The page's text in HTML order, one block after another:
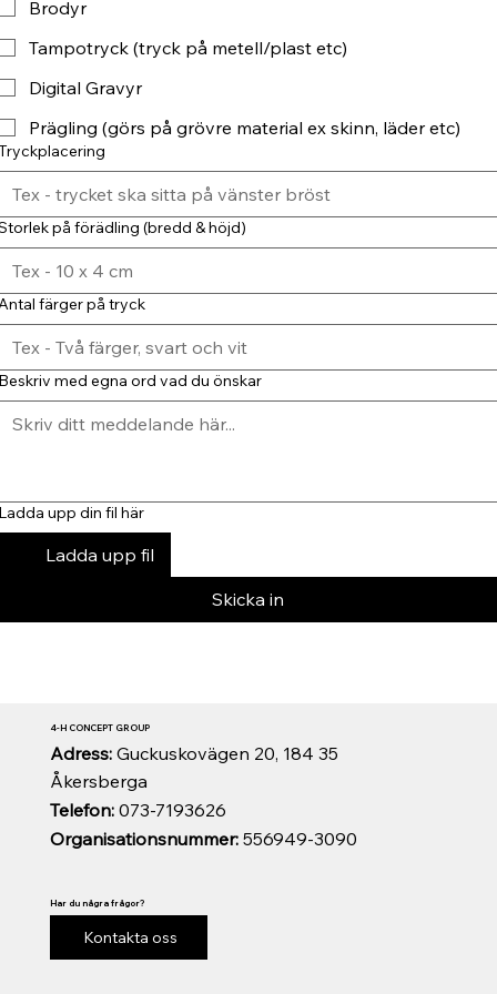
Brodyr
Tampotryck (tryck på metell/plast etc)
Digital Gravyr
Prägling (görs på grövre material ex skinn, läder etc)
på förädling (bredd & höjd)
färger på tryck
med egna ord vad du önskar
upp din fil här
Ladda upp fil
Skicka in
Organisationsnummer:556949-3090
Telefon:073-7193626
Adress: Guckuskovägen 20, 184 35
Åkersberga
4-H CONCEPT GROUP
Har du några frågor?
Kontakta oss